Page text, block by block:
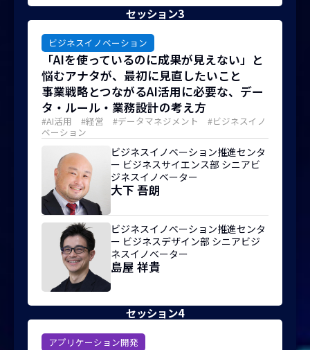
セッション3
ビジネスイノベーション
「AIを使っているのに成果が見えない」と
悩むアナタが、最初に見直したいこと
事業戦略とつながるAI活用に必要な、デー
タ・ルール・業務設計の考え方
#AI活用 #経営 #データマネジメント #ビジネスイノ
ベーション
ビジネスイノベーション推進センタ
ー ビジネスサイエンス部 シニアビ
ジネスイノベーター
大下 吾朗
ビジネスイノベーション推進センタ
ー ビジネスデザイン部 シニアビジ
ネスイノベーター
島屋 祥貴
セッション4
アプリケーション開発